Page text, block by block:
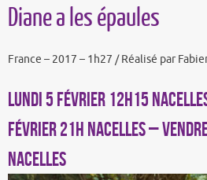
Diane a les épaules
France – 2017 – 1h27 / Réalisé par
LUNDI 5 FÉVRIER 12h15
FÉVRIER 21h NACELLES –
NACELLES